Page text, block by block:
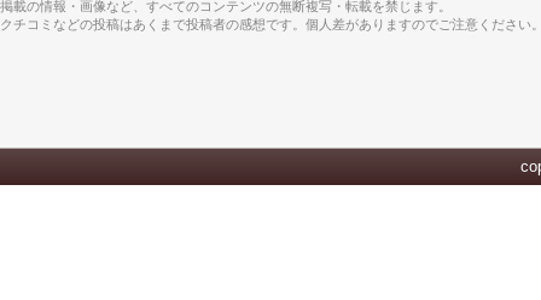
掲載の情報・画像など、すべてのコンテンツの無断複写・転載を禁じます。
クチコミなどの投稿はあくまで投稿者の感想です。個人差がありますのでご注意ください